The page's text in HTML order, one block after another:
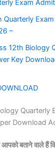
Exam
Quarterly
–
12th Biology
Key
Quarterly
Download
बताने वाले हैं